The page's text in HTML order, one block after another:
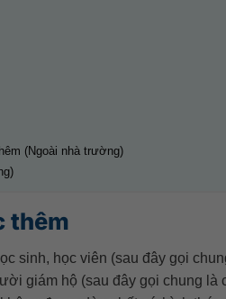
(Ngoài nhà trường)
thêm
sinh, học viên (sau đây gọi
giám hộ (sau đây gọi chung là